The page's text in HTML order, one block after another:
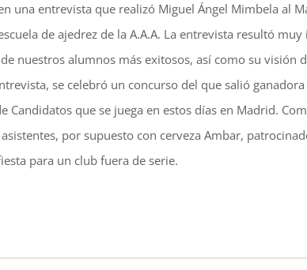
una entrevista que realizó Miguel Ángel Mimbela al
de ajedrez de la A.A.A. La entrevista resultó
nuestros alumnos más exitosos, así como su visión
se celebró un concurso del que salió
Candidatos que se juega en estos días en Madrid.
por supuesto con cerveza Ambar,
para un club fuera de serie.